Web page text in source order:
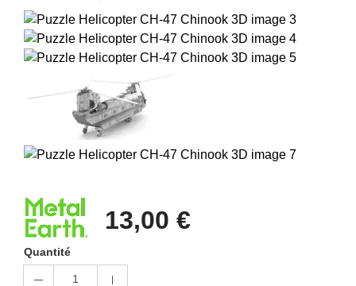
13,00 €
Quantité
1